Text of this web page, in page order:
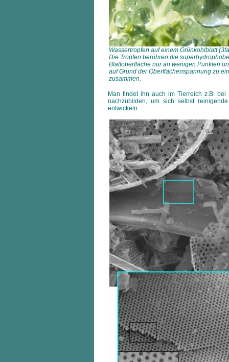
Wassertropfen auf einem Grünkohlblatt
Die Tropfen berühren die superhydrophobe
Blattoberfläche nur an wenigen Punkten
auf Grund der Oberflächenspannung zu
zusammen.
Man findet ihn auch im Tierreich z.B. bei
nachzubilden, um sich selbst
entwickeln.